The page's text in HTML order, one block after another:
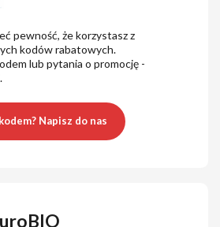
pewność, że korzystasz z
kodów rabatowych.
lub pytania o promocję -
Napisz do nas